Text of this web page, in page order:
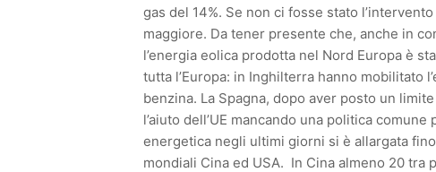
gas del 14%. Se non ci fosse stato
maggiore. Da tener presente che, anche in
l’energia eolica prodotta nel Nord Europa è
tutta l’Europa: in Inghilterra hanno mobilitato
benzina. La Spagna, dopo aver posto un
l’aiuto dell’UE mancando una politica
energetica negli ultimi giorni si è allargata
mondiali Cina ed USA. In Cina almeno 20 tra